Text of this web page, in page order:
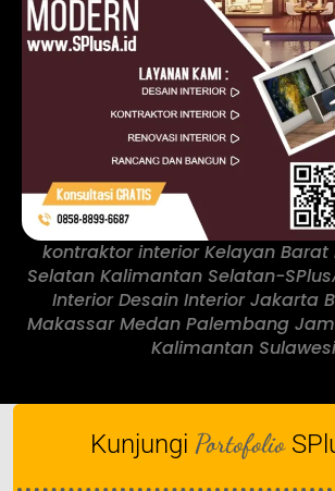
kontraktor interior Kelayan
Selatan Kalimantan Selatan-
Interior Desain Interior Jakarta
Makassar Medan Palembang
Kalimantan Sulawesi
Kunjungi Portofolio